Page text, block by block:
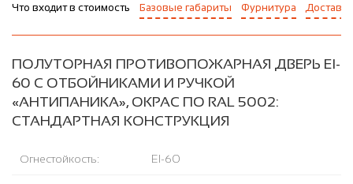
Что входит в стоимость Базовые габариты Фурнитура Доставка
ПОЛУТОРНАЯ ПРОТИВОПОЖАРНАЯ ДВЕРЬ EI-
60 С ОТБОЙНИКАМИ И РУЧКОЙ
«АНТИПАНИКА», ОКРАС ПО RAL 5002:
СТАНДАРТНАЯ КОНСТРУКЦИЯ
Огнестойкость: EI-60